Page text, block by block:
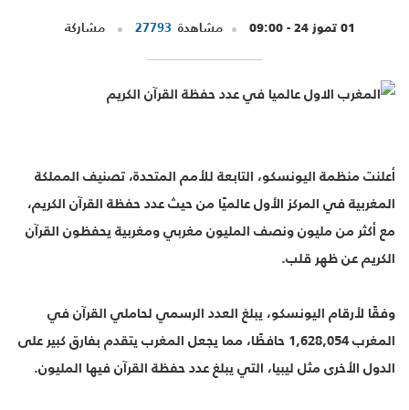
01 تموز 24 - 09:00 مشاهدة 27793 مشاركة
أعلنت منظمة اليونسكو، التابعة للأمم المتحدة، تصنيف المملكة
المغربية في المركز الأول عالميًا من حيث عدد حفظة القرآن الكريم،
مع أكثر من مليون ونصف المليون مغربي ومغربية يحفظون القرآن
الكريم عن ظهر قلب.
وفقًا لأرقام اليونسكو، يبلغ العدد الرسمي لحاملي القرآن في
المغرب 1,628,054 حافظًا، مما يجعل المغرب يتقدم بفارق كبير على
الدول الأخرى مثل ليبيا، التي يبلغ عدد حفظة القرآن فيها المليون.